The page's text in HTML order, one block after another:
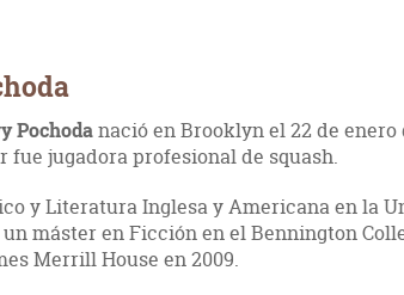
Pochodanació en Brooklyn el 22 de enero
fue jugadora profesional de squash.
y Literatura Inglesa y Americana en la
máster en Ficción en el Bennington
Merrill House en 2009.